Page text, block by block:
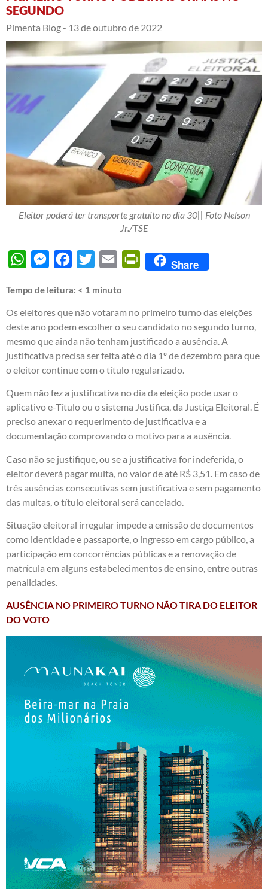
SEGUNDO
Pimenta Blog - 13 de outubro de 2022
Eleitor poderá ter transporte gratuito no dia 30|| Foto Nelson
Jr./TSE
WhatsAppMessengerFacebook
Twitter Email PrintFriendly
Share
Tempo de leitura: < 1 minuto
Os eleitores que não votaram no primeiro turno das eleições
deste ano podem escolher o seu candidato no segundo turno,
mesmo que ainda não tenham justificado a ausência. A
justificativa precisa ser feita até o dia 1º de dezembro para que
o eleitor continue com o título regularizado.
Quem não fez a justificativa no dia da eleição pode usar o
aplicativo e-Título ou o sistema Justifica, da Justiça Eleitoral. É
preciso anexar o requerimento de justificativa e a
documentação comprovando o motivo para a ausência.
Caso não se justifique, ou se a justificativa for indeferida, o
eleitor deverá pagar multa, no valor de até R$ 3,51. Em caso de
três ausências consecutivas sem justificativa e sem pagamento
das multas, o título eleitoral será cancelado.
Situação eleitoral irregular impede a emissão de documentos
como identidade e passaporte, o ingresso em cargo público, a
participação em concorrências públicas e a renovação de
matrícula em alguns estabelecimentos de ensino, entre outras
penalidades.
AUSÊNCIA NO PRIMEIRO TURNO NÃO TIRA DO ELEITOR
DO VOTO